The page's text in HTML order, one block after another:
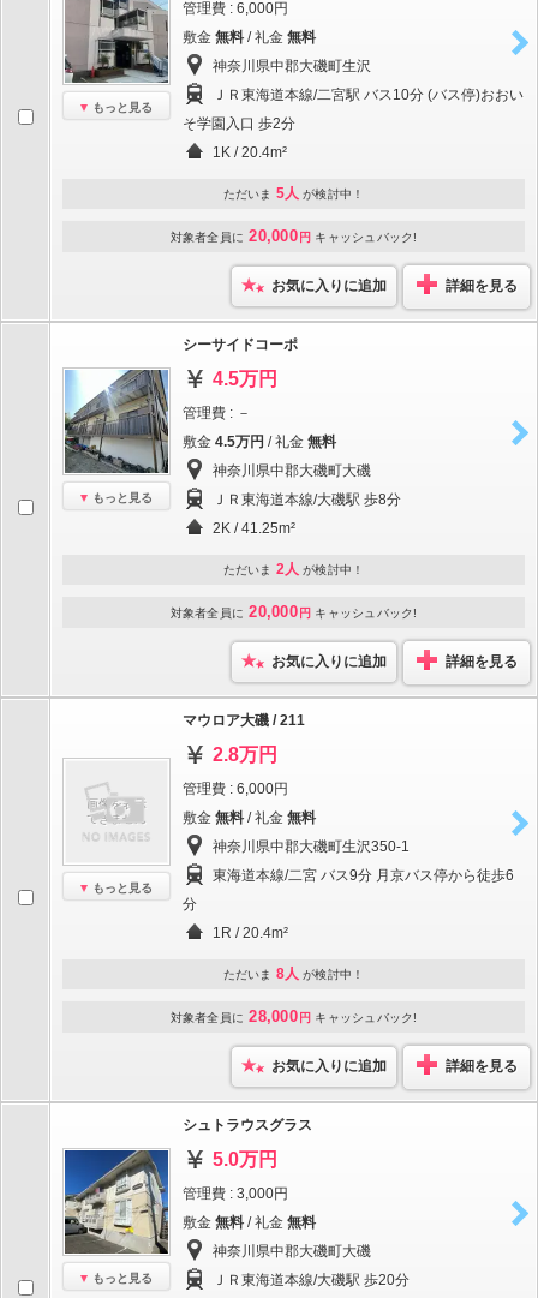
もっと見る
管理費 : 6,000円
敷金 無料 / 礼金 無料
神奈川県中郡大磯町生沢
ＪＲ東海道本線/二宮駅 バス10分 (バス停)おおい
そ学園入口 歩2分
1K / 20.4m²
ただいま 5人 が検討中！
対象者全員に 20,000 円 キャッシュバック!
お気に入りに追加 詳細を見る
もっと見る
シーサイドコーポ
4.5万円
管理費 : －
敷金 4.5万円 / 礼金 無料
神奈川県中郡大磯町大磯
ＪＲ東海道本線/大磯駅 歩8分
2K / 41.25m²
ただいま 2人 が検討中！
対象者全員に 20,000 円 キャッシュバック!
お気に入りに追加 詳細を見る
もっと見る
マウロア大磯 / 211
2.8万円
管理費 : 6,000円
敷金 無料 / 礼金 無料
神奈川県中郡大磯町生沢350-1
東海道本線/二宮 バス9分 月京バス停から徒歩6
分
1R / 20.4m²
ただいま 8人 が検討中！
対象者全員に 28,000 円 キャッシュバック!
お気に入りに追加 詳細を見る
もっと見る
シュトラウスグラス
5.0万円
管理費 : 3,000円
敷金 無料 / 礼金 無料
神奈川県中郡大磯町大磯
ＪＲ東海道本線/大磯駅 歩20分